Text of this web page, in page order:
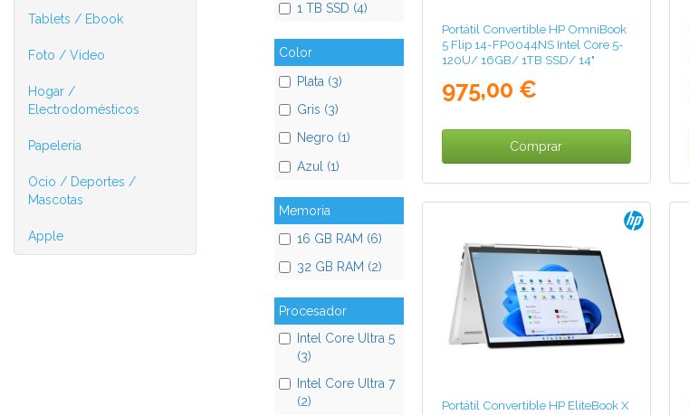
Tablets / Ebook
Foto / Video
Hogar /
Electrodomésticos
Papelería
Ocio / Deportes /
Mascotas
Apple
1 TB SSD (4)
Color
Plata (3)
Gris (3)
Negro (1)
Azul (1)
Memoria
16 GB RAM (6)
32 GB RAM (2)
Procesador
Intel Core Ultra 5
(3)
Intel Core Ultra 7
(2)
Portátil Convertible HP OmniBook
5 Flip 14-FP0044NS Intel Core 5-
120U/ 16GB/ 1TB SSD/ 14"
975,00 €
Comprar
Portátil Convertible HP EliteBook X